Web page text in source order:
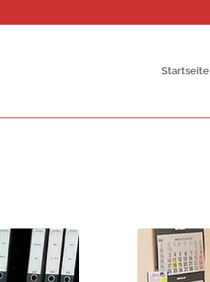
Startseite